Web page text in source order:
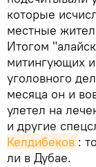
которые
местные
Итогом
митингующих
уголовного
месяца он и
улетел на
и другие
Келдибеков :
ли в Дубае.